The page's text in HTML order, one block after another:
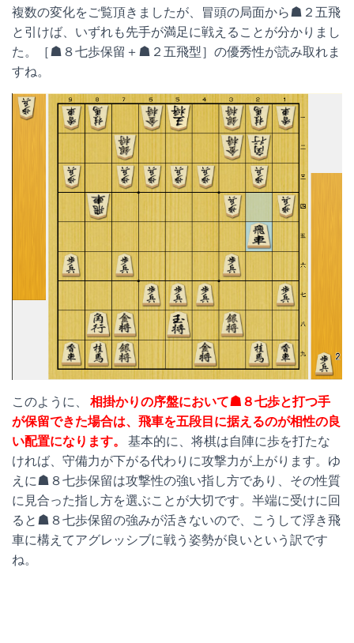
複数の変化をご覧頂きましたが、冒頭の局面から☗２五飛
と引けば、いずれも先手が満足に戦えることが分かりまし
た。［☗８七歩保留＋☗２五飛型］の優秀性が読み取れま
すね。
このように、
相掛かりの序盤において☗８七歩と打つ手
が保留できた場合は、飛車を五段目に据えるのが相性の良
い配置になります。
基本的に、将棋は自陣に歩を打たな
ければ、守備力が下がる代わりに攻撃力が上がります。ゆ
えに☗８七歩保留は攻撃性の強い指し方であり、その性質
に見合った指し方を選ぶことが大切です。半端に受けに回
ると☗８七歩保留の強みが活きないので、こうして浮き飛
車に構えてアグレッシブに戦う姿勢が良いという訳です
ね。